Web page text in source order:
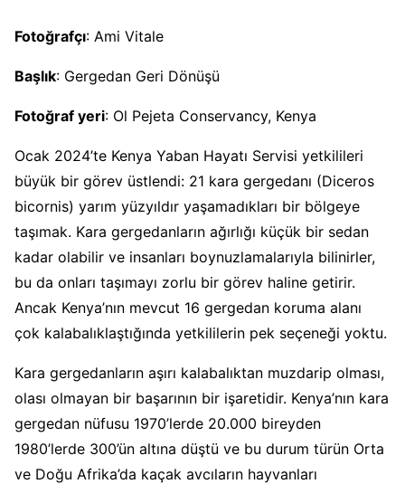
Fotoğrafçı: Ami Vitale
Başlık: Gergedan Geri Dönüşü
Fotoğraf yeri: Ol Pejeta Conservancy, Kenya
Ocak 2024’te Kenya Yaban Hayatı Servisi yetkilileri
büyük bir görev üstlendi: 21 kara gergedanı (Diceros
bicornis) yarım yüzyıldır yaşamadıkları bir bölgeye
taşımak. Kara gergedanların ağırlığı küçük bir sedan
kadar olabilir ve insanları boynuzlamalarıyla bilinirler,
bu da onları taşımayı zorlu bir görev haline getirir.
Ancak Kenya’nın mevcut 16 gergedan koruma alanı
çok kalabalıklaştığında yetkililerin pek seçeneği yoktu.
Kara gergedanların aşırı kalabalıktan muzdarip olması,
olası olmayan bir başarının bir işaretidir. Kenya’nın kara
gergedan nüfusu 1970’lerde 20.000 bireyden
1980’lerde 300’ün altına düştü ve bu durum türün Orta
ve Doğu Afrika’da kaçak avcıların hayvanları